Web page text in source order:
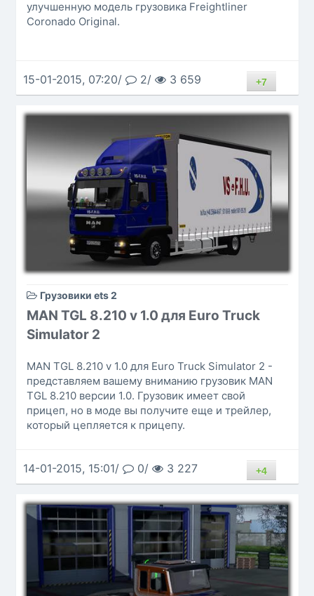
улучшенную модель грузовика Freightliner
Coronado Original.
15-01-2015, 07:20/ 2/ 3 659 +7
Грузовики ets 2
MAN TGL 8.210 v 1.0 для Euro Truck
Simulator 2
MAN TGL 8.210 v 1.0 для Euro Truck Simulator 2 -
представляем вашему вниманию грузовик MAN
TGL 8.210 версии 1.0. Грузовик имеет свой
прицеп, но в моде вы получите еще и трейлер,
который цепляется к прицепу.
14-01-2015, 15:01/ 0/ 3 227 +4